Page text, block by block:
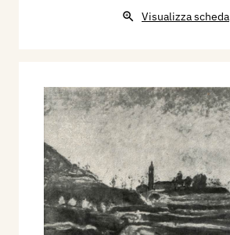
Visualizza scheda